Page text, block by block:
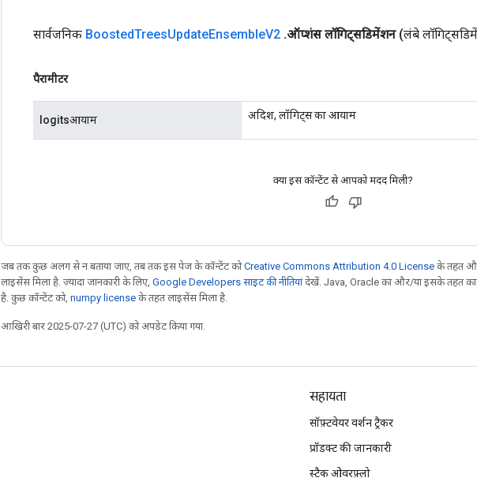
सार्वजनिक BoostedTreesUpdateEnsembleV2 .ऑप्शंस लॉगिट्सडिमेंशन (लंबे
पैरामीटर
logitsआयाम अदिश, लॉगिट्स का आयाम
क्या इस कॉन्टेंट से आपको मदद मिली?
जब तक कुछ अलग से न बताया जाए, तब तक इस पेज के कॉन्टेंट कोCreative Commons Attribution 4.0 License के तहत
लाइसेंस मिला है. ज़्यादा जानकारी के लिए, Google Developers साइट की नीतियांदेखें. Java, Oracle का और/या इसके तहत काम
है. कुछ कॉन्टेंट को, numpy license के तहत लाइसेंस मिला है.
आखिरी बार 2025-07-27 (UTC) को अपडेट किया गया.
सहायता
सॉफ़्टवेयर वर्शन ट्रैकर
प्रॉडक्ट की जानकारी
स्टैक ओवरफ़्लो